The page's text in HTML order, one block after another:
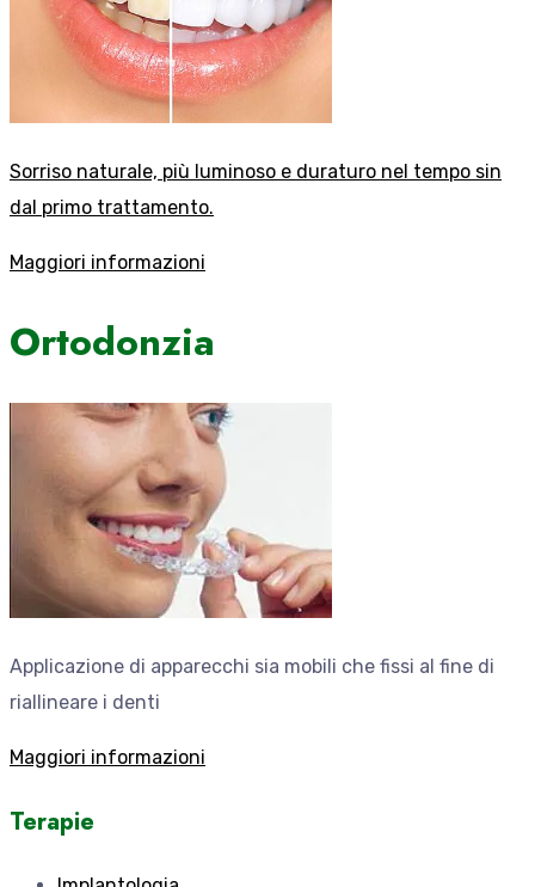
Sorriso naturale, più luminoso e duraturo nel tempo sin
dal primo trattamento.
Maggiori informazioni
Ortodonzia
Applicazione di apparecchi sia mobili che fissi al fine di
riallineare i denti
Maggiori informazioni
Terapie